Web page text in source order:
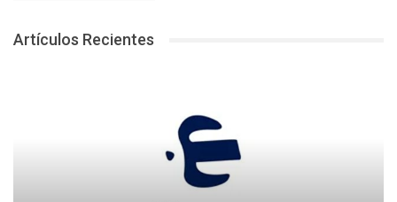
Artículos Recientes